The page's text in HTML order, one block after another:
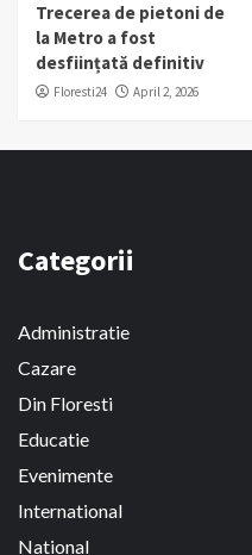
Trecerea de pietoni de
la Metro a fost
desființată definitiv
Floresti24 April 2, 2026
Categorii
Administratie
Cazare
Din Floresti
Educatie
Evenimente
International
National